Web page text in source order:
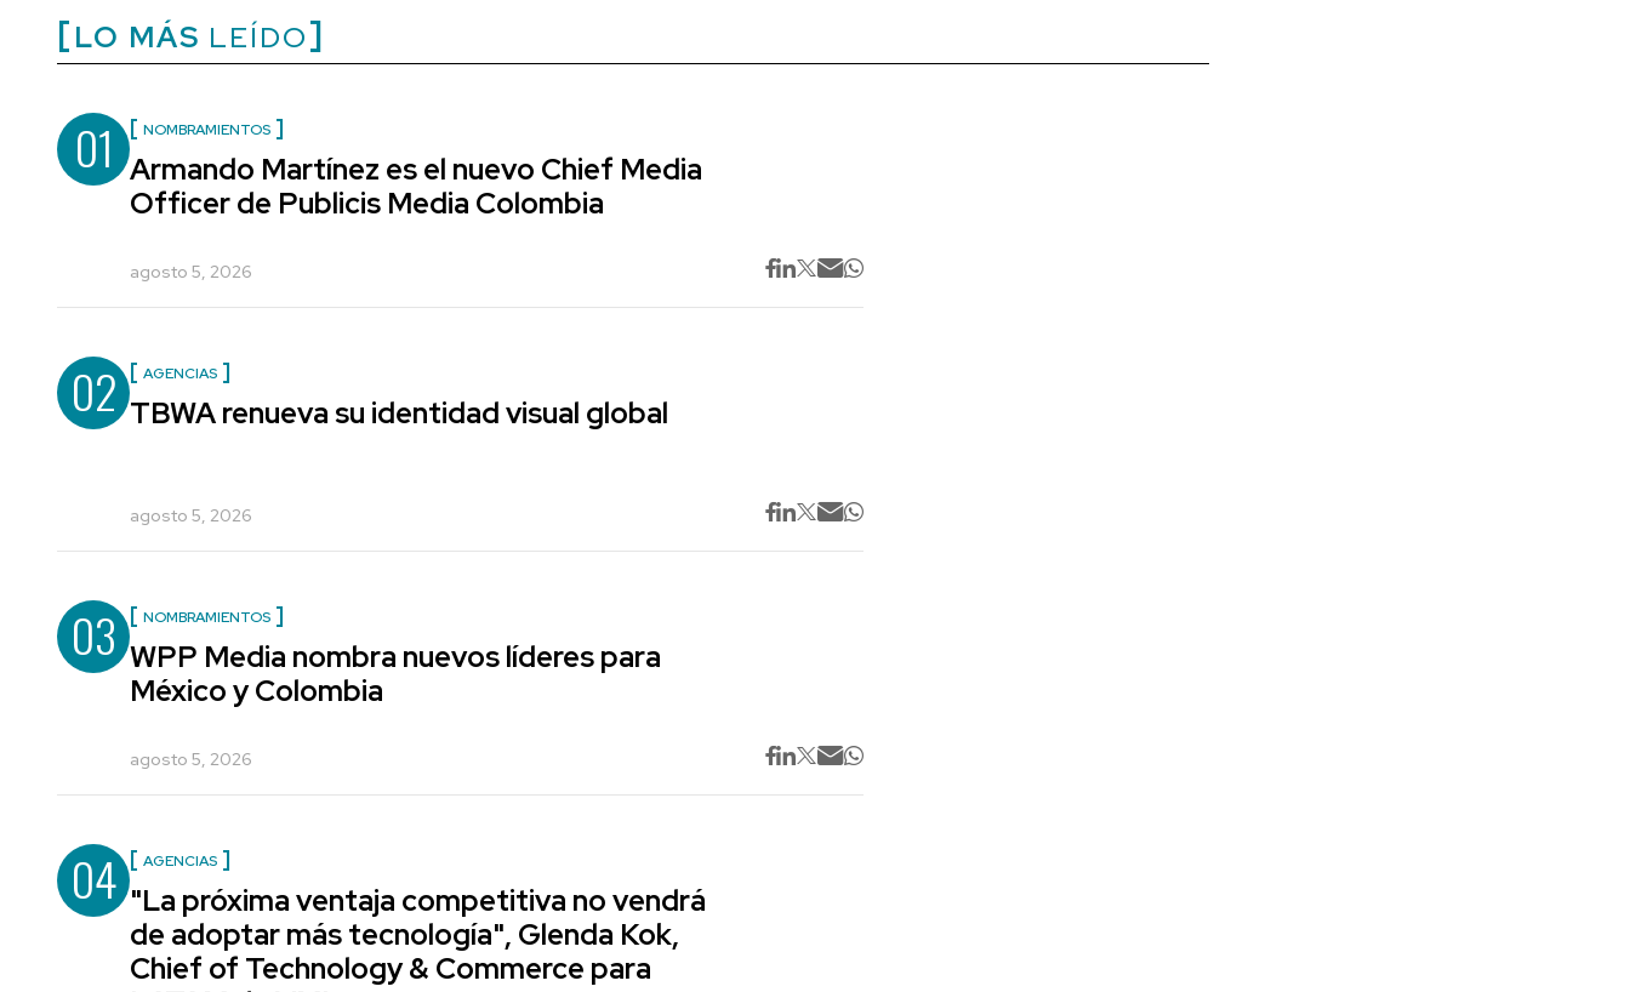
LO MÁS LEÍDO
01 NOMBRAMIENTOS
Armando Martínez es el nuevo Chief Media
Officer de Publicis Media Colombia
agosto 5, 2026
02 AGENCIAS
TBWA renueva su identidad visual global
agosto 5, 2026
03 NOMBRAMIENTOS
WPP Media nombra nuevos líderes para
México y Colombia
agosto 5, 2026
04 AGENCIAS
"La próxima ventaja competitiva no vendrá
de adoptar más tecnología", Glenda Kok,
Chief of Technology & Commerce para